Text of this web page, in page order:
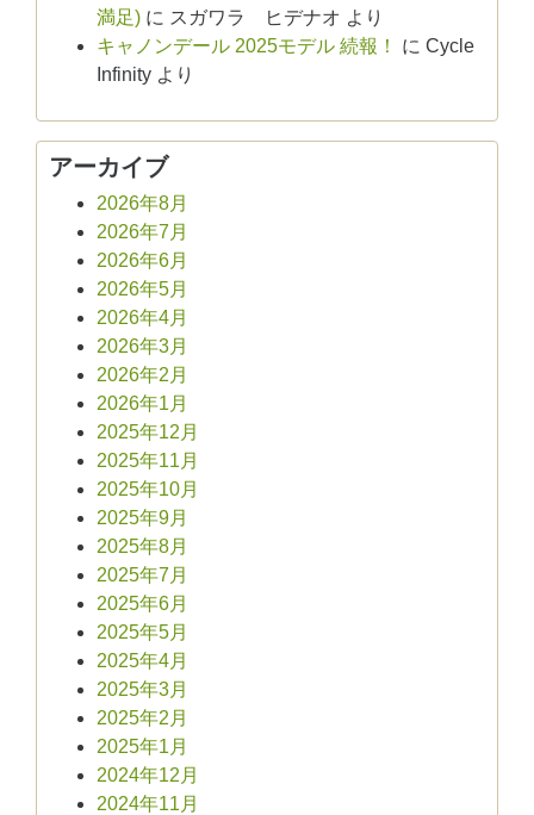
満足) に スガワラ ヒデナオ より
キャノンデール 2025モデル 続報！
に Cycle
Infinity より
アーカイブ
2026年8月
2026年7月
2026年6月
2026年5月
2026年4月
2026年3月
2026年2月
2026年1月
2025年12月
2025年11月
2025年10月
2025年9月
2025年8月
2025年7月
2025年6月
2025年5月
2025年4月
2025年3月
2025年2月
2025年1月
2024年12月
2024年11月